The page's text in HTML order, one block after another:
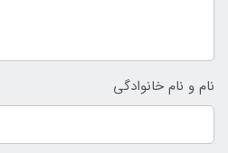
نام و نام خانوادگی